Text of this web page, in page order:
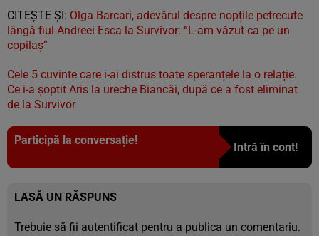
CITEȘTE ȘI: Olga Barcari, adevărul despre nopțile petrecute
lângă fiul Andreei Esca la Survivor: “L-am văzut ca pe un
copilaș”
Cele 5 cuvinte care i-ai distrus toate speranțele la o relație.
Ce i-a șoptit Aris la ureche Biancăi, după ce a fost eliminat
de la Survivor
Participă la conversație!
Intră în cont!
LASĂ UN RĂSPUNS
Trebuie să fii autentificat pentru a publica un comentariu.